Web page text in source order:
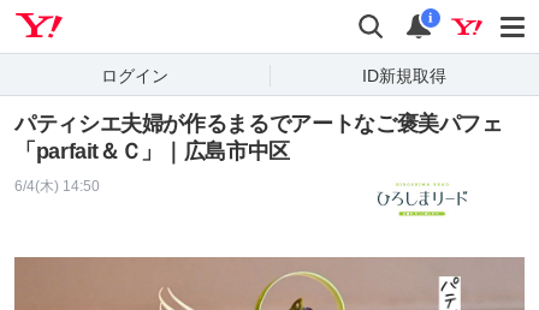
検索 通知
i
ログイン ID新規取得
パティシエ夫婦が作るまるでアートなご褒美パフェ
「parfait＆Ｃ」｜広島市中区
6/4(木) 14:50